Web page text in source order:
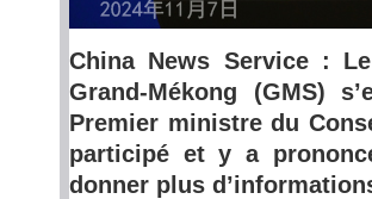
China News Service :
Grand-Mékong (GMS)
Premier ministre du
participé et y a
donner plus